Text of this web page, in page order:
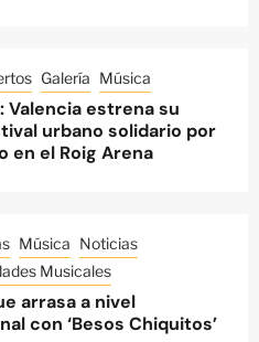
Galería Música
Valencia estrena su
urbano solidario por
en el Roig Arena
Música Noticias
Musicales
arrasa a nivel
con ‘Besos Chiquitos’